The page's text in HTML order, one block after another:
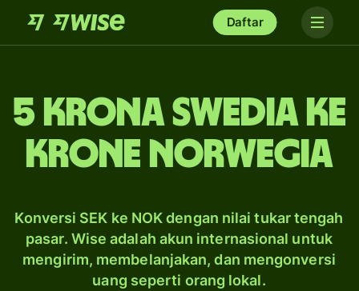
Daftar
5 krona Swedia ke
krone Norwegia
Konversi SEK ke NOK dengan nilai tukar tengah
pasar. Wise adalah akun internasional untuk
mengirim, membelanjakan, dan mengonversi
uang seperti orang lokal.